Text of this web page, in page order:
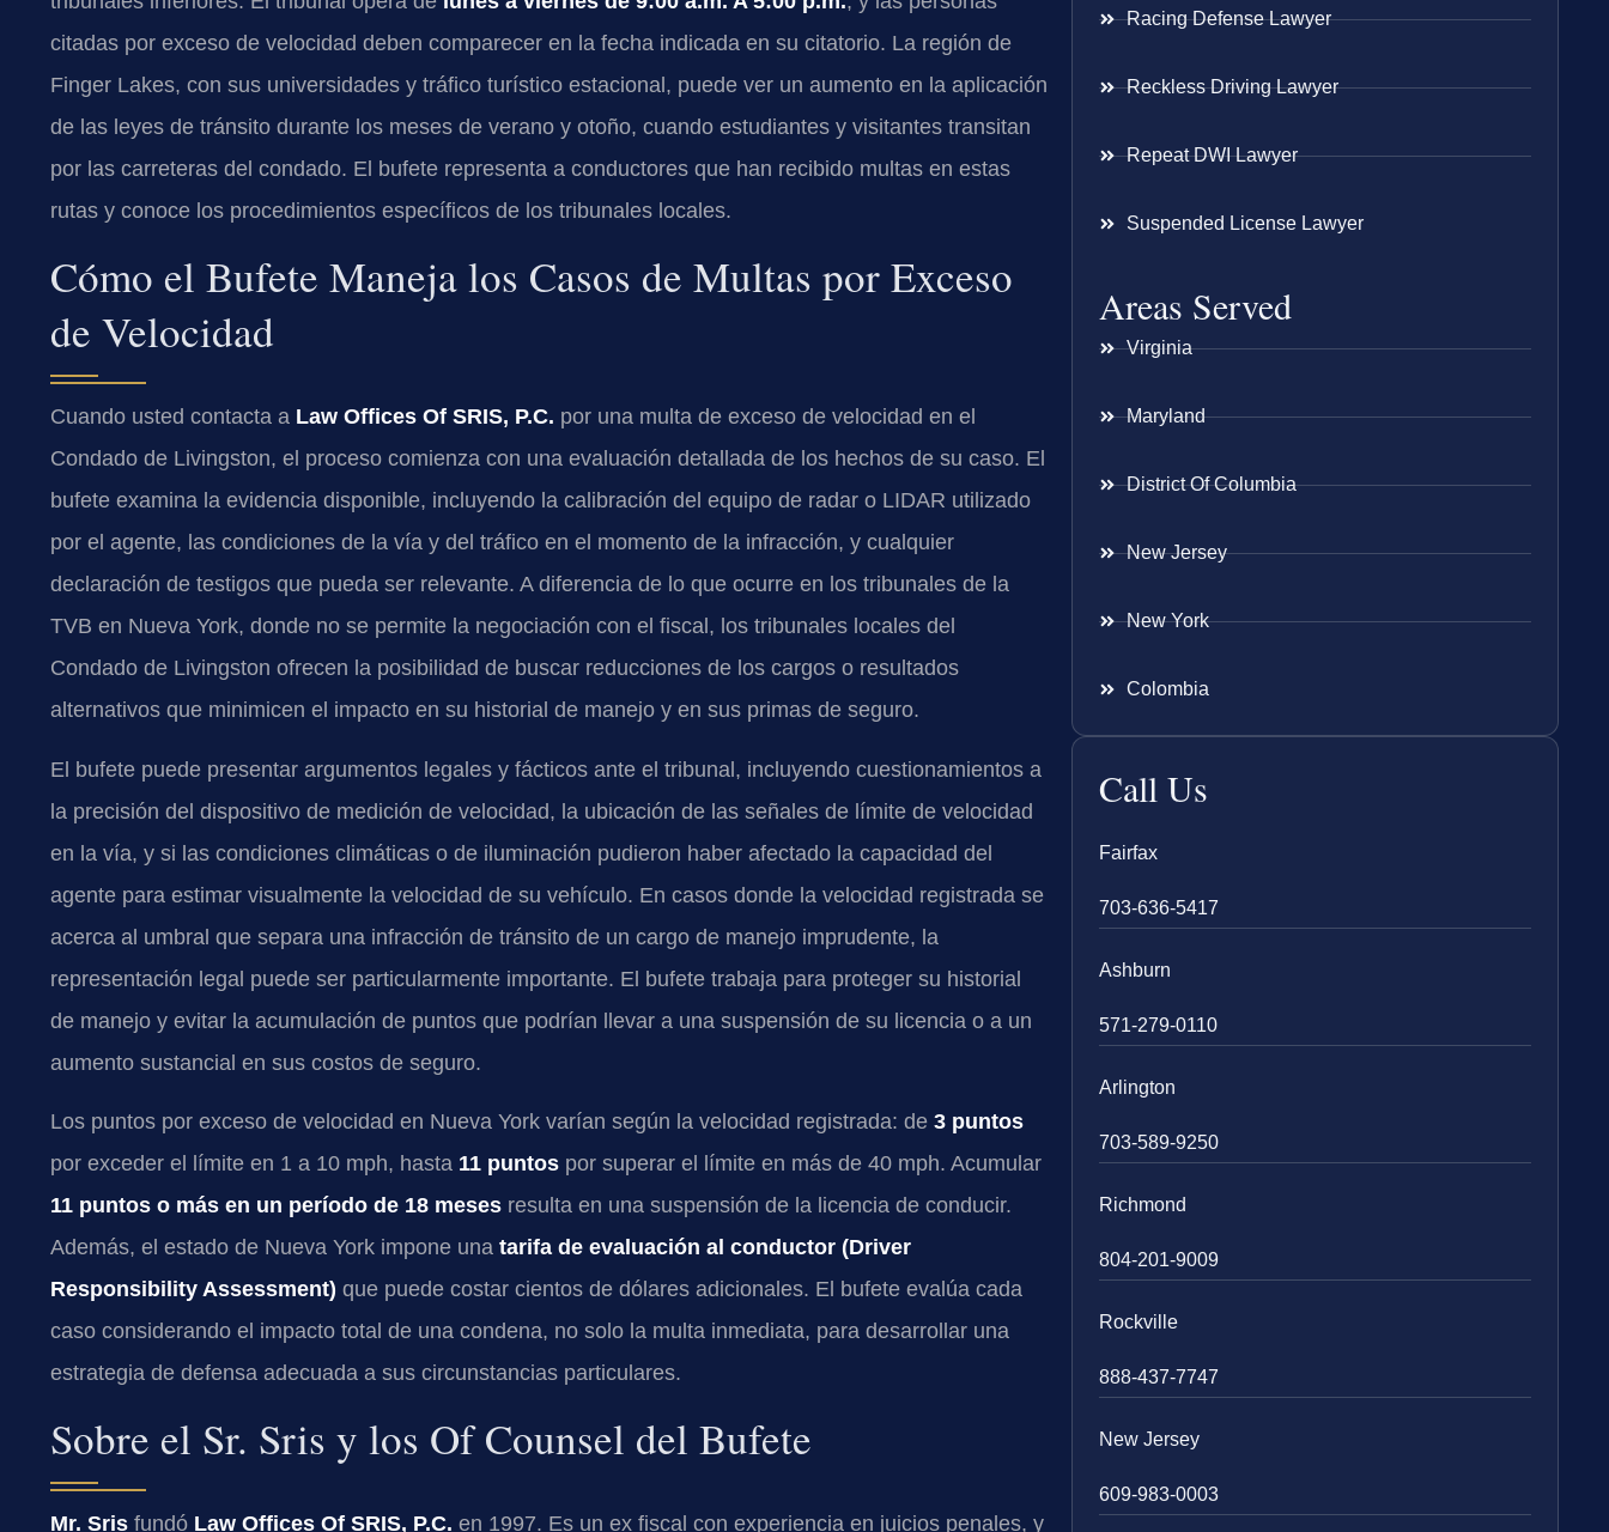
citadas por exceso de velocidad deben comparecer en la fecha indicada en su citatorio. La región de
Finger Lakes, con sus universidades y tráfico turístico estacional, puede ver un aumento en la aplicación
de las leyes de tránsito durante los meses de verano y otoño, cuando estudiantes y visitantes transitan
por las carreteras del condado. El bufete representa a conductores que han recibido multas en estas
rutas y conoce los procedimientos específicos de los tribunales locales.
Cómo el Bufete Maneja los Casos de Multas por Exceso
de Velocidad
Cuando usted contacta a Law Offices Of SRIS, P.C. por una multa de exceso de velocidad en el
Condado de Livingston, el proceso comienza con una evaluación detallada de los hechos de su caso. El
bufete examina la evidencia disponible, incluyendo la calibración del equipo de radar o LIDAR utilizado
por el agente, las condiciones de la vía y del tráfico en el momento de la infracción, y cualquier
declaración de testigos que pueda ser relevante. A diferencia de lo que ocurre en los tribunales de la
TVB en Nueva York, donde no se permite la negociación con el fiscal, los tribunales locales del
Condado de Livingston ofrecen la posibilidad de buscar reducciones de los cargos o resultados
alternativos que minimicen el impacto en su historial de manejo y en sus primas de seguro.
El bufete puede presentar argumentos legales y fácticos ante el tribunal, incluyendo cuestionamientos a
la precisión del dispositivo de medición de velocidad, la ubicación de las señales de límite de velocidad
en la vía, y si las condiciones climáticas o de iluminación pudieron haber afectado la capacidad del
agente para estimar visualmente la velocidad de su vehículo. En casos donde la velocidad registrada se
acerca al umbral que separa una infracción de tránsito de un cargo de manejo imprudente, la
representación legal puede ser particularmente importante. El bufete trabaja para proteger su historial
de manejo y evitar la acumulación de puntos que podrían llevar a una suspensión de su licencia o a un
aumento sustancial en sus costos de seguro.
Los puntos por exceso de velocidad en Nueva York varían según la velocidad registrada: de 3 puntos
por exceder el límite en 1 a 10 mph, hasta 11 puntos por superar el límite en más de 40 mph. Acumular
11 puntos o más en un período de 18 meses resulta en una suspensión de la licencia de conducir.
Además, el estado de Nueva York impone una tarifa de evaluación al conductor (Driver
Responsibility Assessment) que puede costar cientos de dólares adicionales. El bufete evalúa cada
caso considerando el impacto total de una condena, no solo la multa inmediata, para desarrollar una
estrategia de defensa adecuada a sus circunstancias particulares.
Sobre el Sr. Sris y los Of Counsel del Bufete
Mr. Sris fundó Law Offices Of SRIS, P.C. en 1997. Es un ex fiscal con experiencia en juicios penales, y
Racing Defense Lawyer
Reckless Driving Lawyer
Repeat DWI Lawyer
Suspended License Lawyer
Areas Served
Virginia
Maryland
District Of Columbia
New Jersey
New York
Colombia
Call Us
Fairfax
703-636-5417
Ashburn
571-279-0110
Arlington
703-589-9250
Richmond
804-201-9009
Rockville
888-437-7747
New Jersey
609-983-0003